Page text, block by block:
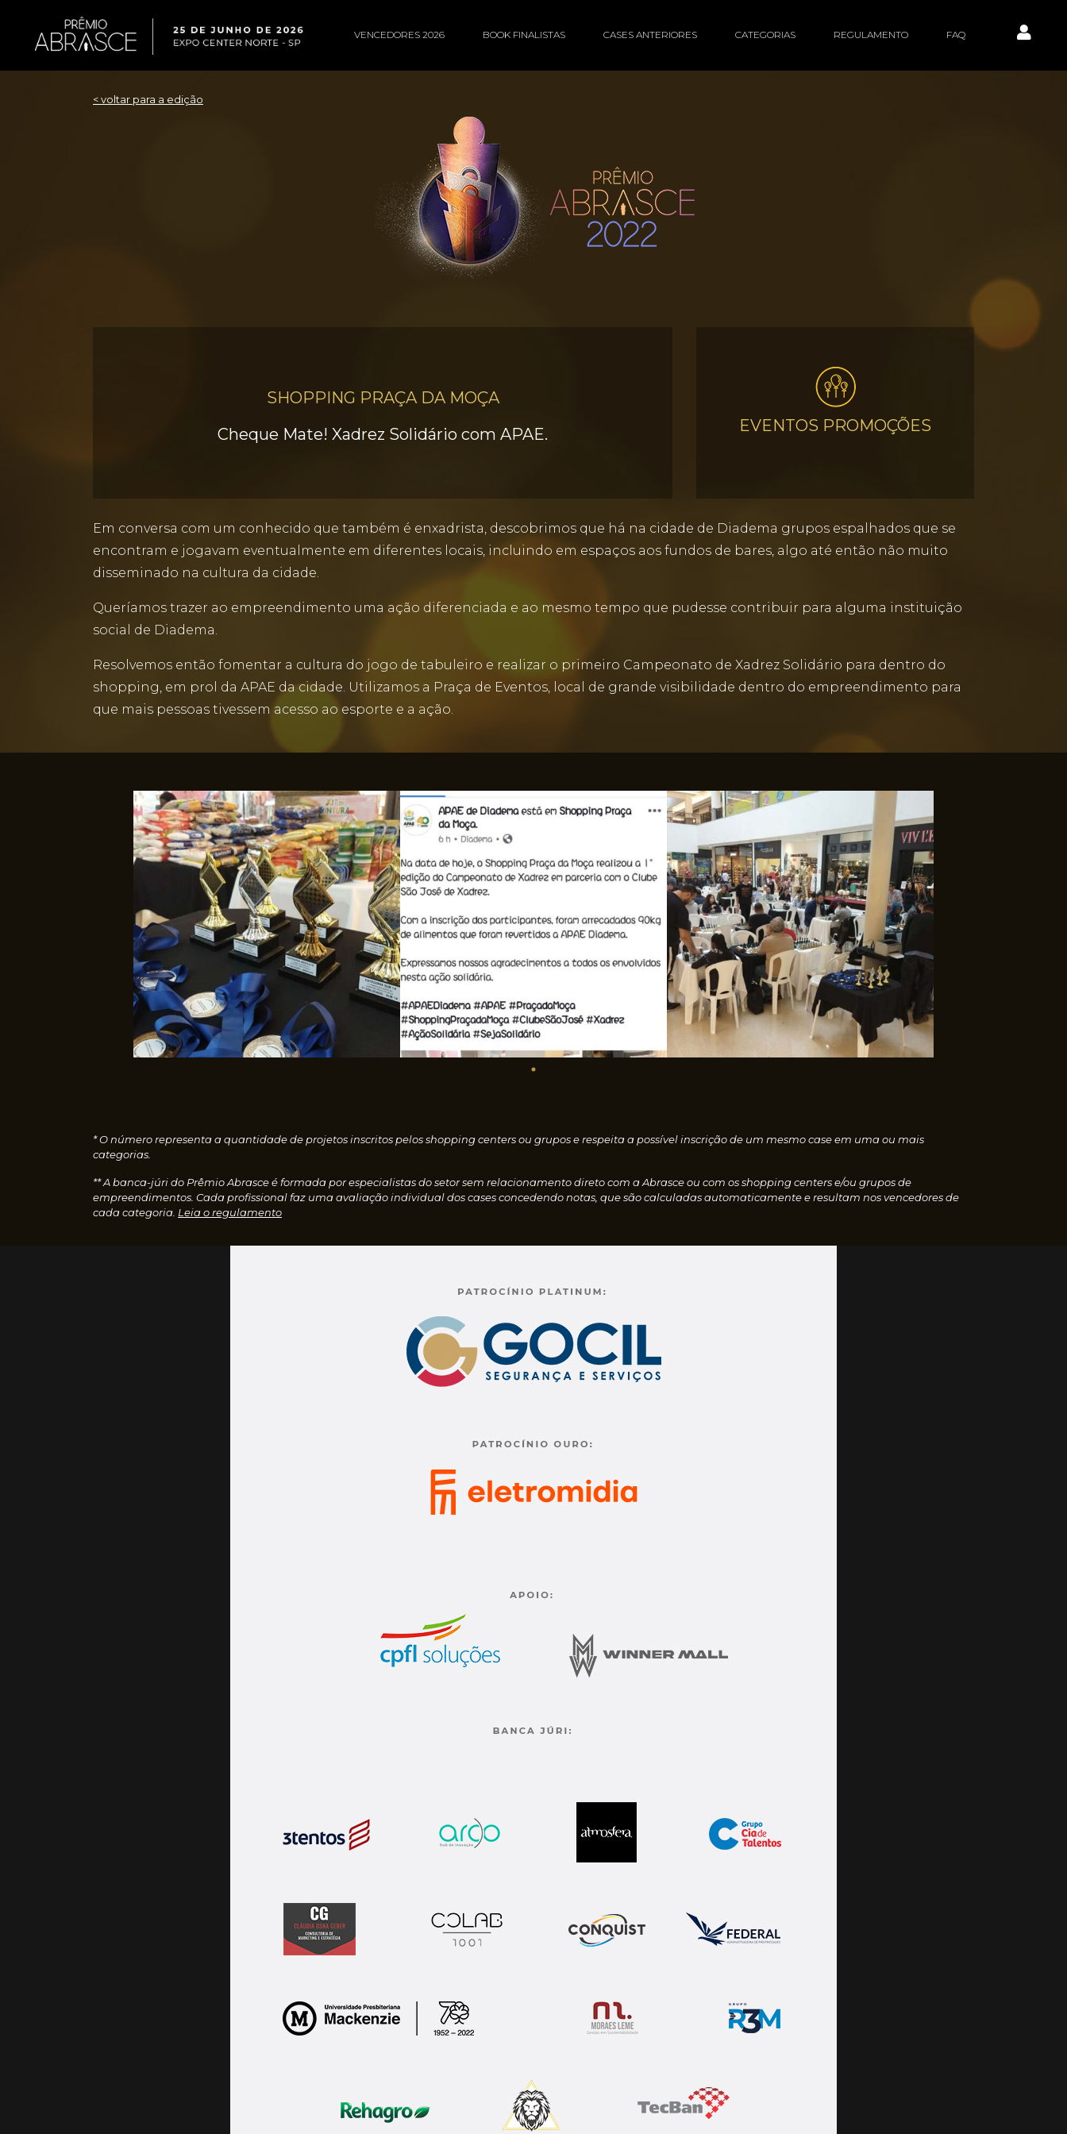
VENCEDORES 2026 BOOK FINALISTAS CASES ANTERIORES CATEGORIAS REGULAMENTO FAQ
< voltar para a edição
SHOPPING PRAÇA DA MOÇA
Cheque Mate! Xadrez Solidário com APAE.
EVENTOS PROMOÇÕES
Em conversa com um conhecido que também é enxadrista, descobrimos que há na cidade de Diadema grupos espalhados que se
encontram e jogavam eventualmente em diferentes locais, incluindo em espaços aos fundos de bares, algo até então não muito
disseminado na cultura da cidade.
Queríamos trazer ao empreendimento uma ação diferenciada e ao mesmo tempo que pudesse contribuir para alguma instituição
social de Diadema.
Resolvemos então fomentar a cultura do jogo de tabuleiro e realizar o primeiro Campeonato de Xadrez Solidário para dentro do
shopping, em prol da APAE da cidade. Utilizamos a Praça de Eventos, local de grande visibilidade dentro do empreendimento para
que mais pessoas tivessem acesso ao esporte e a ação.
* O número representa a quantidade de projetos inscritos pelos shopping centers ou grupos e respeita a possível inscrição de um mesmo case em uma ou mais
categorias.
** A banca-júri do Prêmio Abrasce é formada por especialistas do setor sem relacionamento direto com a Abrasce ou com os shopping centers e/ou grupos de
empreendimentos. Cada profissional faz uma avaliação individual dos cases concedendo notas, que são calculadas automaticamente e resultam nos vencedores de
cada categoria. Leia o regulamento